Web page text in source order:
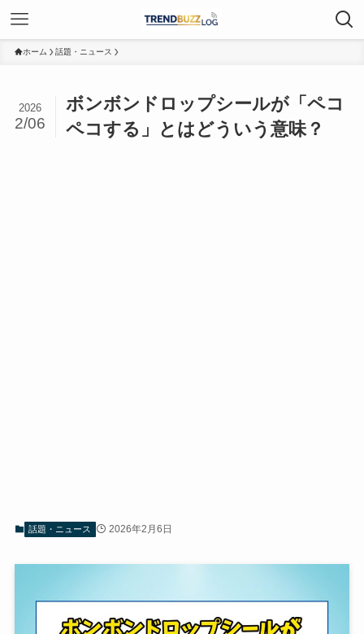
ホーム 話題・ニュース
ボンボンドロップシールが「ペコ
ペコする」とはどういう意味？
2026
2/06
話題・ニュース 2026年2月6日